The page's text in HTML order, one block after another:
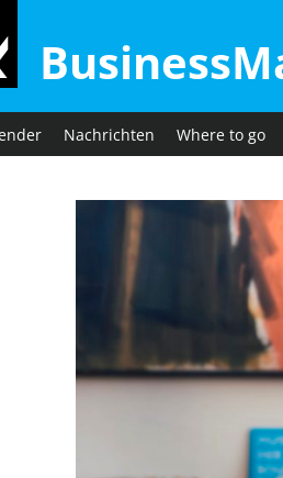
Nachrichten Where to go